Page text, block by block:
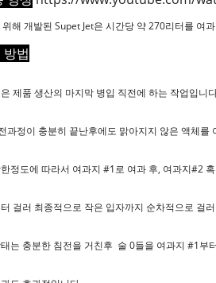
해 개발된 Supet Jet은 시간당 약 270리터를 여
법
제품 생산의 마지막 병입 직전에 하는 작업입니
과정이 충분히 끝난후에도 맑아지지 않은 액체
정도에 따라서 여과지 #1로 여과 후, 여과지#2
걸러 최종적으로 작은 입자까지 순차적으로 걸
는 충분한 침전을 거친후 술 0들을 여과지 #1부